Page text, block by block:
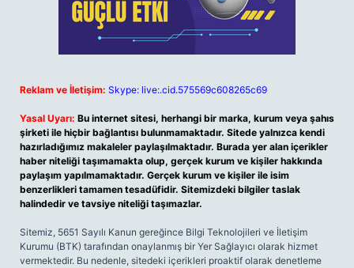
Reklam ve İletişim: Skype: live:.cid.575569c608265c69
Yasal Uyarı: Bu internet sitesi, herhangi bir marka, kurum veya şahıs
şirketi ile hiçbir bağlantısı bulunmamaktadır. Sitede yalnızca kendi
hazırladığımız makaleler paylaşılmaktadır. Burada yer alan içerikler
haber niteliği taşımamakta olup, gerçek kurum ve kişiler hakkında
paylaşım yapılmamaktadır. Gerçek kurum ve kişiler ile isim
benzerlikleri tamamen tesadüfidir. Sitemizdeki bilgiler taslak
halindedir ve tavsiye niteliği taşımazlar.
Sitemiz, 5651 Sayılı Kanun gereğince Bilgi Teknolojileri ve İletişim
Kurumu (BTK) tarafından onaylanmış bir Yer Sağlayıcı olarak hizmet
vermektedir. Bu nedenle, sitedeki içerikleri proaktif olarak denetleme